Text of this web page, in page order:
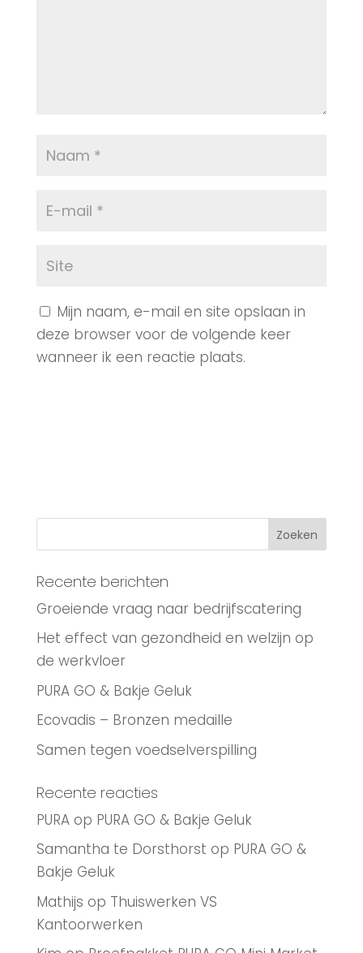
Mijn naam, e-mail en site opslaan in
deze browser voor de volgende keer
wanneer ik een reactie plaats.
Recente berichten
Groeiende vraag naar bedrijfscatering
Het effect van gezondheid en welzijn op
de werkvloer
PURA GO & Bakje Geluk
Ecovadis – Bronzen medaille
Samen tegen voedselverspilling
Recente reacties
PURAop PURA GO & Bakje Geluk
Samantha te Dorsthorst op PURA GO &
Bakje Geluk
Mathijs op Thuiswerken VS
Kantoorwerken